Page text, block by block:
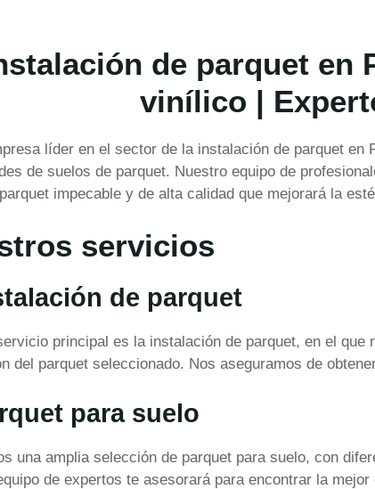
de parquet en
vinílico |
líder en el sector de la instalación de parquet
de suelos de parquet. Nuestro equipo de
impecable y de alta calidad que mejorará la
servicios
de parquet
principal es la instalación de parquet, en el
del parquet seleccionado. Nos aseguramos de
para suelo
una amplia selección de parquet para suelo, con
de expertos te asesorará para encontrar la